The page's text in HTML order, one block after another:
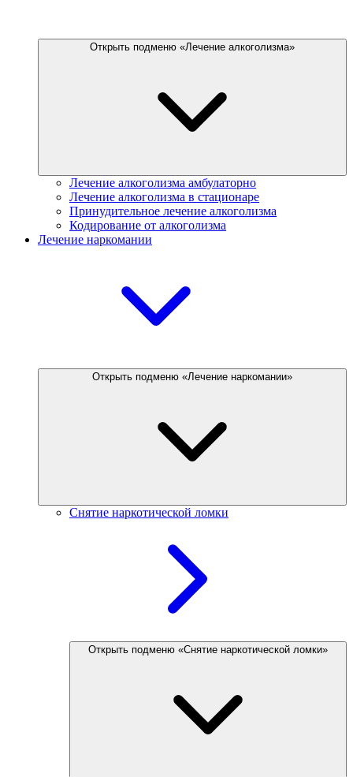
Открыть подменю «Лечение алкоголизма»
Лечение алкоголизма амбулаторно
Лечение алкоголизма в стационаре
Принудительное лечение алкоголизма
Кодирование от алкоголизма
Лечение наркомании
Открыть подменю «Лечение наркомании»
Снятие наркотической ломки
Открыть подменю «Снятие наркотической ломки»